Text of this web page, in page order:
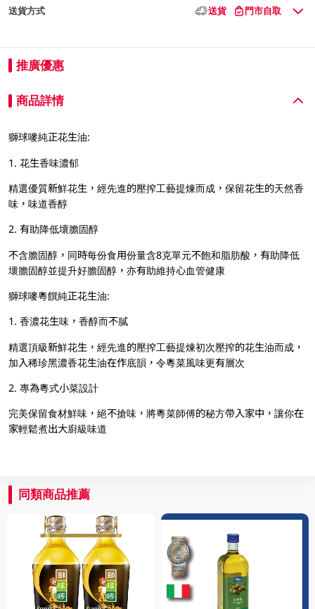
送貨方式 送貨 門市自取
推廣優惠
商品詳情
獅球嘜純正花生油:
1. 花生香味濃郁
精選優質新鮮花生，經先進的壓搾工藝提煉而成，保留花生的天然香
味，味道香醇
2. 有助降低壞膽固醇
不含膽固醇，同時每份食用份量含8克單元不飽和脂肪酸，有助降低
壞膽固醇並提升好膽固醇，亦有助維持心血管健康
獅球嘜粵饌純正花生油:
1. 香濃花生味，香醇而不膩
精選頂級新鮮花生，經先進的壓搾工藝提煉初次壓搾的花生油而成，
加入稀珍黑濃香花生油在作底韻，令粵菜風味更有層次
2. 專為粵式小菜設計
完美保留食材鮮味，絕不搶味，將粵菜師傅的秘方帶入家中，讓你在
家輕鬆煮出大廚級味道
同類商品推薦